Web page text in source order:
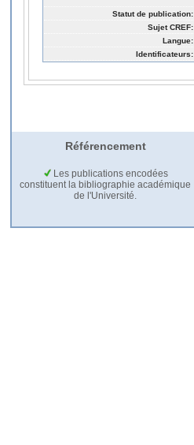
Statut de publication:
Sujet CREF:
Langue:
Identificateurs:
Référencement
Les publications encodées
constituent la bibliographie académique
de l'Université.